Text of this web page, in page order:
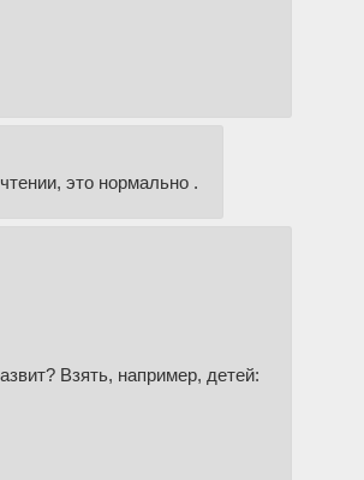
это нормально .
Взять, например, детей: